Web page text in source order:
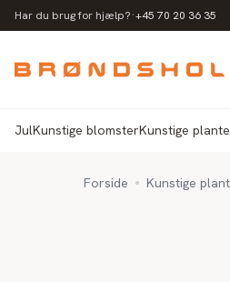
Har du brug for hjælp?·+45 70 20 36 35
JulKunstige blomsterKunstige
Forside Kunstige